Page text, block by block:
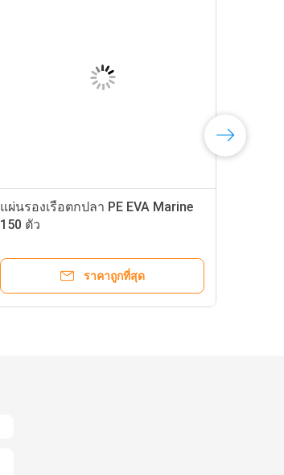
แผ่นรองเรือตกปลา PE EVA Marine
150 ตัว
ราคาถูกที่สุด